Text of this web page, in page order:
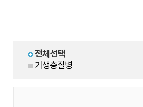
전체선택
기생충질병